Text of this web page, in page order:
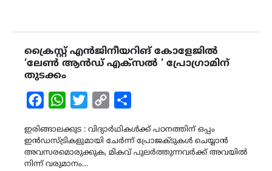
ക്രൈസ്റ്റ് എൻജിനീയറിങ് കോളേജിൽ
‘ലേൺ ആൻഡ് എക്സൽ ‘ പ്രോഗ്രാമിന്
തുടക്കം
FacebookWhatsAppTwitterCopy
ഇരിങ്ങാലക്കുട : വിദ്യാർഥികൾക്ക് പഠനത്തിന് ഒപ്പം
ഇൻഡസ്ട്രികളുമായി ചേർന്ന് പ്രോജക്ടുകൾ ചെയ്യാൻ
അവസരമൊരുക്കുക, മികവ് പുലർത്തുന്നവർക്ക് അവയിൽ
നിന്ന് വരുമാനം…